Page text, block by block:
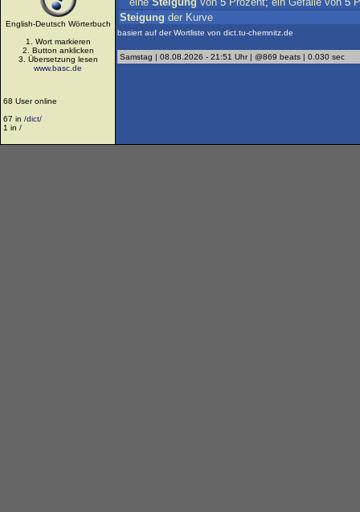
English-Deutsch Wörterbuch
1. Wort markieren
2. Button anklicken
3. Übersetzung lesen
www.basc.de
68 User online
67 in /dict/
1 in /
Steigung der Kurve
basiert auf der Wortliste von dict.tu-chemnitz.de
Samstag | 08.08.2026 - 21:51 Uhr | @869 beats | 0.030 sec